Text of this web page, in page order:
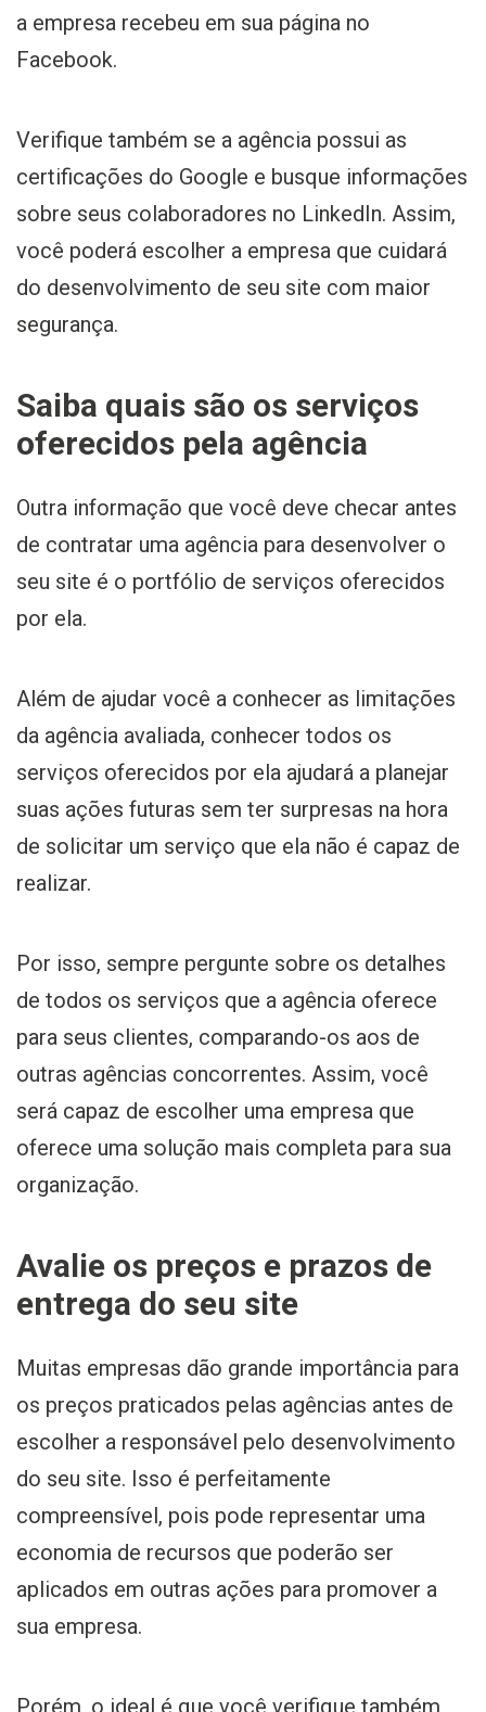
a empresa recebeu em sua página no
Facebook.
Verifique também se a agência possui as
certificações do Google e busque informações
sobre seus colaboradores no LinkedIn. Assim,
você poderá escolher a empresa que cuidará
do desenvolvimento de seu site com maior
segurança.
Saiba quais são os serviços
oferecidos pela agência
Outra informação que você deve checar antes
de contratar uma agência para desenvolver o
seu site é o portfólio de serviços oferecidos
por ela.
Além de ajudar você a conhecer as limitações
da agência avaliada, conhecer todos os
serviços oferecidos por ela ajudará a planejar
suas ações futuras sem ter surpresas na hora
de solicitar um serviço que ela não é capaz de
realizar.
Por isso, sempre pergunte sobre os detalhes
de todos os serviços que a agência oferece
para seus clientes, comparando-os aos de
outras agências concorrentes. Assim, você
será capaz de escolher uma empresa que
oferece uma solução mais completa para sua
organização.
Avalie os preços e prazos de
entrega do seu site
Muitas empresas dão grande importância para
os preços praticados pelas agências antes de
escolher a responsável pelo desenvolvimento
do seu site. Isso é perfeitamente
compreensível, pois pode representar uma
economia de recursos que poderão ser
aplicados em outras ações para promover a
sua empresa.
Porém, o ideal é que você verifique também